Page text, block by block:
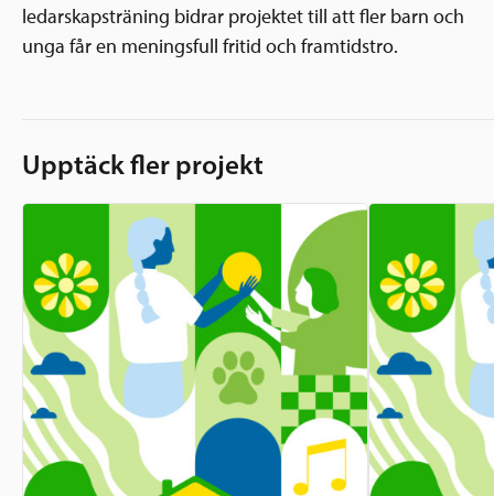
ledarskapsträning bidrar projektet till att fler barn och
unga får en meningsfull fritid och framtidstro.
Upptäck fler projekt